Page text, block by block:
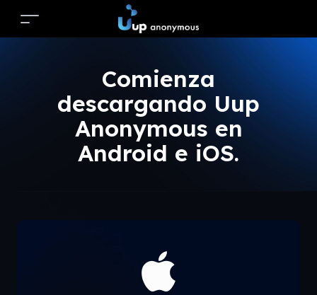
Comienza
descargando Uup
Anonymous en
Android e iOS.